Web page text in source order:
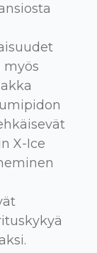
myös
X-Ice